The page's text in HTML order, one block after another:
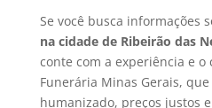
Se você busca informações
na cidade de Ribeirão das
conte com a experiência e o
Funerária Minas Gerais,
humanizado, preços justos